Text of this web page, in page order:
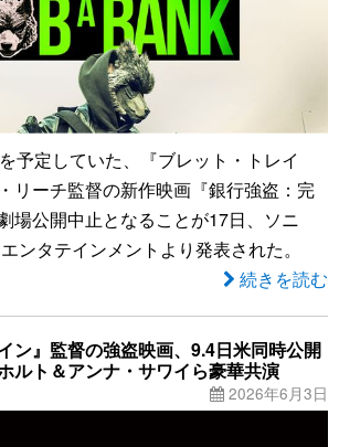
予定していた、『ブレット・トレイ
リーチ監督の新作映画『銀行強盗：完
場公開中止となることが17日、ソニ
ンタテインメントより発表された。
続きを読む
ン』監督の強盗映画、9.4日米同時公開
ト＆アンナ・サワイら豪華共演
2026年6月3日